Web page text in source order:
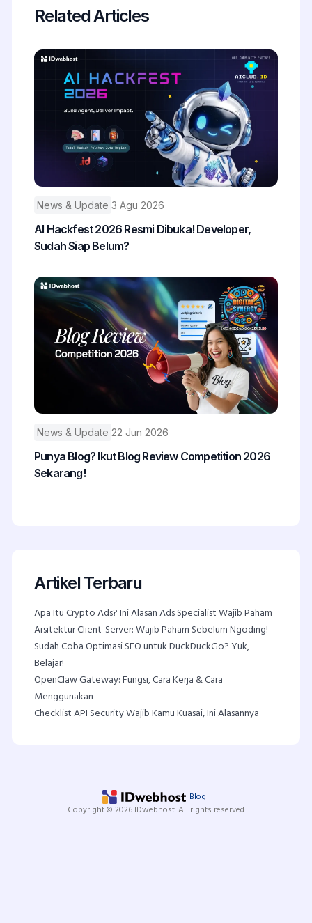
Related Articles
News & Update 3 Agu 2026
AI Hackfest 2026 Resmi Dibuka! Developer,
Sudah Siap Belum?
News & Update 22 Jun 2026
Punya Blog? Ikut Blog Review Competition 2026
Sekarang!
Artikel Terbaru
Apa Itu Crypto Ads? Ini Alasan Ads Specialist Wajib Paham
Arsitektur Client-Server: Wajib Paham Sebelum Ngoding!
Sudah Coba Optimasi SEO untuk DuckDuckGo? Yuk,
Belajar!
OpenClaw Gateway: Fungsi, Cara Kerja & Cara
Menggunakan
Checklist API Security Wajib Kamu Kuasai, Ini Alasannya
Blog
Copyright © 2026 IDwebhost. All rights reserved